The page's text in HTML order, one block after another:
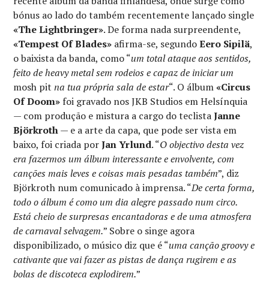
bónus ao lado do também recentemente lançado single
«The Lightbringer». De forma nada surpreendente,
«Tempest Of Blades» afirma-se, segundoEero Sipilä,
o baixista da banda, como “um total ataque aos sentidos,
feito de heavy metal sem rodeios e capaz de iniciar um
mosh pit na tua própria sala de estar“. O álbum«Circus
Of Doom» foi gravado nos JKB Studios em Helsínquia
— com produção e mistura a cargo do teclistaJanne
Björkroth— e a arte da capa, que pode ser vista em
baixo, foi criada porJan Yrlund. “O objectivo desta vez
era fazermos um álbum interessante e envolvente, com
canções mais leves e coisas mais pesadas também”, diz
Björkroth num comunicado à imprensa. “De certa forma,
todo o álbum é como um dia alegre passado num circo.
Está cheio de surpresas encantadoras e de uma atmosfera
de carnaval selvagem.” Sobre o singe agora
disponibilizado, o músico diz que é “uma canção groovy e
cativante que vai fazer as pistas de dança rugirem e as
bolas de discoteca explodirem.”